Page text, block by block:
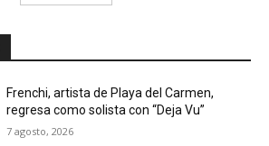
Frenchi, artista de Playa del Carmen,
regresa como solista con “Deja Vu”
7 agosto, 2026